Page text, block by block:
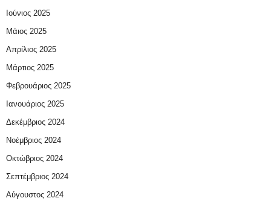
Ιούνιος 2025
Μάιος 2025
Απρίλιος 2025
Μάρτιος 2025
Φεβρουάριος 2025
Ιανουάριος 2025
Δεκέμβριος 2024
Νοέμβριος 2024
Οκτώβριος 2024
Σεπτέμβριος 2024
Αύγουστος 2024